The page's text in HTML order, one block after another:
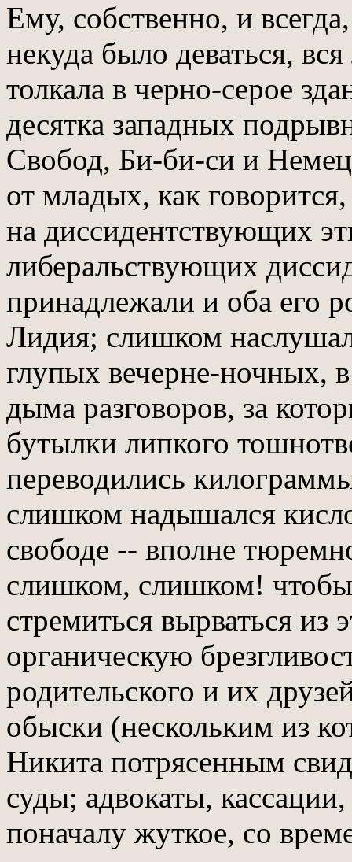
Ему, собственно, и
некуда было деваться,
толкала в черно-серое
десятка западных
Свобод, Би-би-си и
от младых, как
на диссидентствующих
либеральствующих
принадлежали и оба его
Лидия; слишком
глупых вечерне-ночных,
дыма разговоров, за
бутылки липкого
переводились
слишком надышался
свободе -- вполне
слишком, слишком!
стремиться вырваться из
органическую
родительского и их
обыски (нескольким из
Никита потрясенным
суды; адвокаты,
поначалу жуткое, со